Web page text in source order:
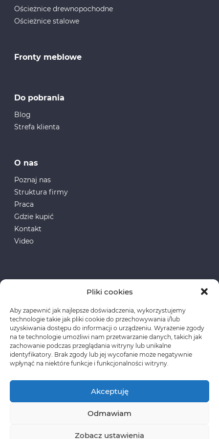
Pliki cookies
Aby zapewnić jak najlepsze doświadczenia, wykorzystujemy
technologie takie jak pliki cookie do przechowywania i/lub
uzyskiwania dostępu do informacji o urządzeniu. Wyrażenie zgody
na te technologie umożliwi nam przetwarzanie danych, takich jak
zachowanie podczas przeglądania witryny lub unikalne
identyfikatory. Brak zgody lub jej wycofanie może negatywnie
wpłynąć na niektóre funkcje i funkcjonalności witryny.
Akceptuję
Odmawiam
Zobacz ustawienia
Ościeżnice drewnopochodne
Ościeżnice stalowe
Fronty meblowe
Do pobrania
Blog
Strefa klienta
O nas
Poznaj nas
Struktura firmy
Praca
Gdzie kupić
Kontakt
Video
Fundusze Europejskie
Polityka prywatności
Copyright © CLASSEN Korzystanie z materiałów